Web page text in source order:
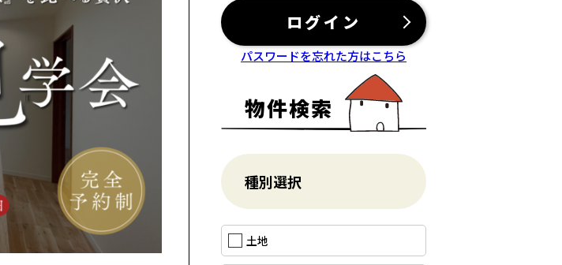
ログイン
パスワードを忘れた方はこちら
物件検索
種別選択
土地